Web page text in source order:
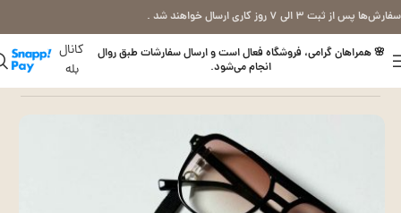
سفارش‌ها پس از ثبت ۳ الی ۷ روز کاری ارسال خواهند شد .
🌸 همراهان گرامی، فروشگاه فعال است و ارسال سفارشات طبق روال
انجام می‌شود.
کانال
بله
خانه